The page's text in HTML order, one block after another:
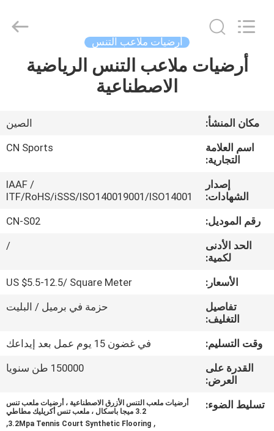
مسكن
معلومات
جولة
في
المعمل
مراقبة
الجودة
اتصل
اطلب
Materials
أرضيات ملاعب التنس
أرضيات ملاعب التنس الرياضية
الاصطناعية
مكان المنشأ:
الصين
اسم العلامة
التجارية:
CN Sports
إصدار
الشهادات:
IAAF /
ITF/RoHS/iSSS/ISO140019001/ISO14001
رقم الموديل:
CN-S02
الحد الأدنى
لكمية:
/
الأسعار:
US $5.5-12.5/ Square Meter
تفاصيل
التغليف:
حزمة في برميل / البليت
وقت التسليم:
في غضون 15 يوم عمل بعد إيداعك
القدرة على
العرض:
150000 طن سنويا
تسليط الضوء:
أرضيات ملعب التنس الأزرق الاصطناعية ، أرضيات ملعب تنس
3.2 ميجا باسكال ، ملعب تنس أكريليك مطاطي
,
3.2Mpa Tennis Court Synthetic Flooring
,